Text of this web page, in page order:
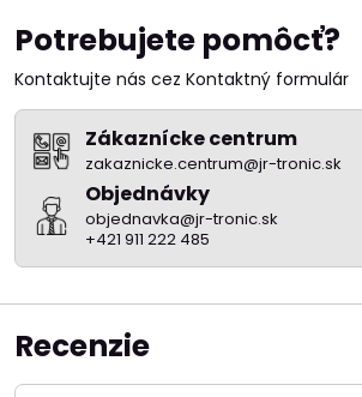
Potrebujete pomôcť?
Kontaktujte nás cez Kontaktný formulár
Zákaznícke centrum
zakaznicke.centrum@jr-tronic.sk
Objednávky
objednavka@jr-tronic.sk
+421 911 222 485
Recenzie